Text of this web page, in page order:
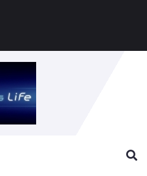
του «Φεστιβάλ Σ